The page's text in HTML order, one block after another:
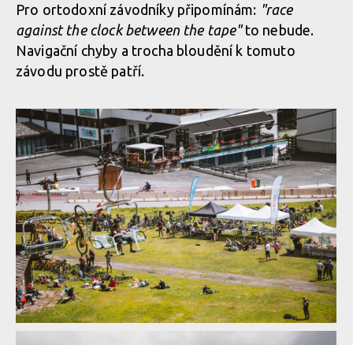
Report: ALLAROUND 2024 - třídenní etapák z Aosty do Aosty -
7600 metrů z kopce na 160 km
Pro ortodoxní závodníky připomínám: "race
against the clock between the tape"to nebude.
Navigační chyby a trocha bloudění k tomuto
závodu prostě patří.